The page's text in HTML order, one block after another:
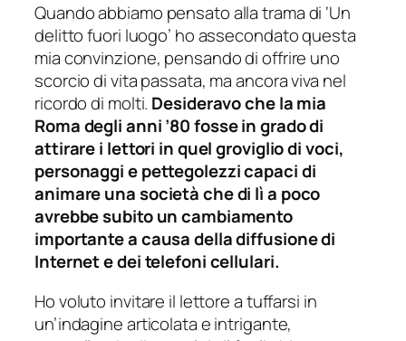
Quando abbiamo pensato alla trama di ‘Un
delitto fuori luogo’ ho assecondato questa
mia convinzione, pensando di offrire uno
scorcio di vita passata, ma ancora viva nel
ricordo di molti. Desideravo che la mia
Roma degli anni ’80 fosse in grado di
attirare i lettori in quel groviglio di voci,
personaggi e pettegolezzi capaci di
animare una società che di lì a poco
avrebbe subito un cambiamento
importante a causa della diffusione di
Internet e dei telefoni cellulari.
Ho voluto invitare il lettore a tuffarsi in
un’indagine articolata e intrigante,